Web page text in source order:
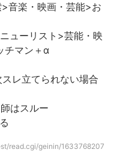
音楽・映画・芸能>お
ューリスト>芸能・映
チマン＋α
レ立てられない場合
はスルー
read.cgi/geinin/1633768207